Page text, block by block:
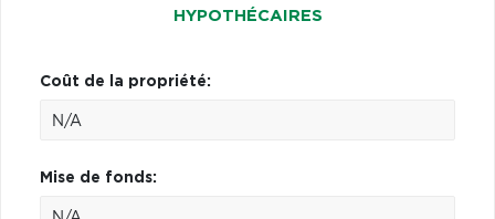
HYPOTHÉCAIRES
Coût de la propriété:
Mise de fonds: